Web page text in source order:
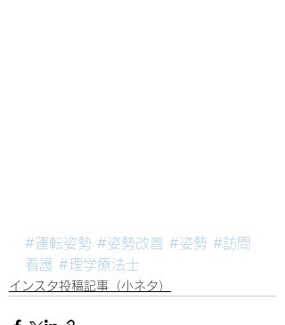
#運転姿勢 #姿勢改善 #姿勢 #訪問
看護 #理学療法士
インスタ投稿記事（小ネタ）